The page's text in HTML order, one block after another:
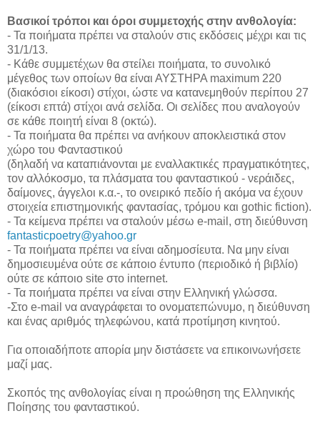
Βασικοί τρόποι και όροι συμμετοχής στην ανθολογία:
- Τα ποιήματα πρέπει να σταλούν στις εκδόσεις μέχρι και τις
31/1/13.
- Κάθε συμμετέχων θα στείλει ποιήματα, το συνολικό
μέγεθος των οποίων θα είναι ΑΥΣΤΗΡΑ maximum 220
(διακόσιοι είκοσι) στίχοι, ώστε να κατανεμηθούν περίπου 27
(είκοσι επτά) στίχοι ανά σελίδα. Οι σελίδες που αναλογούν
σε κάθε ποιητή είναι 8 (οκτώ).
- Τα ποιήματα θα πρέπει να ανήκουν αποκλειστικά στον
χώρο του Φανταστικού
(δηλαδή να καταπιάνονται με εναλλακτικές πραγματικότητες,
τον αλλόκοσμο, τα πλάσματα του φανταστικού - νεράιδες,
δαίμονες, άγγελοι κ.α.-, το ονειρικό πεδίο ή ακόμα να έχουν
στοιχεία επιστημονικής φαντασίας, τρόμου και gothic fiction).
- Τα κείμενα πρέπει να σταλούν μέσω e-mail, στη διεύθυνση
fantasticpoetry@yahoo.gr
- Τα ποιήματα πρέπει να είναι αδημοσίευτα. Να μην είναι
δημοσιευμένα ούτε σε κάποιο έντυπο (περιοδικό ή βιβλίο)
ούτε σε κάποιο site στο internet.
- Τα ποιήματα πρέπει να είναι στην Ελληνική γλώσσα.
-Στο e-mail να αναγράφεται το ονοματεπώνυμο, η διεύθυνση
και ένας αριθμός τηλεφώνου, κατά προτίμηση κινητού.
Για οποιαδήποτε απορία μην διστάσετε να επικοινωνήσετε
μαζί μας.
Σκοπός της ανθολογίας είναι η προώθηση της Ελληνικής
Ποίησης του φανταστικού.